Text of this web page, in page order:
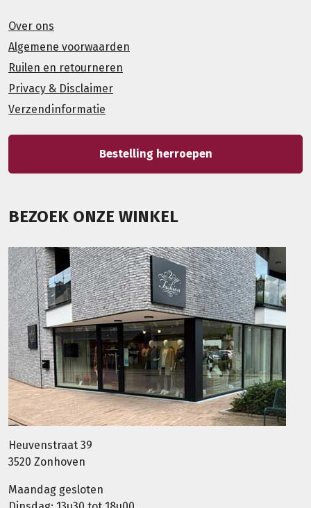
Over ons
Algemene voorwaarden
Ruilen en retourneren
Privacy & Disclaimer
Verzendinformatie
Bestelling herroepen
BEZOEK ONZE WINKEL
Heuvenstraat 39
3520 Zonhoven
Maandag gesloten